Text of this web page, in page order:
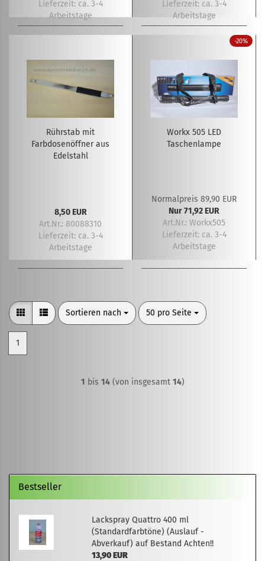
Lieferzeit: ca. 3-4
Arbeitstage
Lieferzeit: ca. 3-4
Arbeitstage
Rührstab mit
Farbdosenöffner aus
Edelstahl
8,50 EUR
Art.Nr.: 80088310
Lieferzeit: ca. 3-4
Arbeitstage
-20%
Workx 505 LED
Taschenlampe
Normalpreis 89,90 EUR
Nur 71,92 EUR
Art.Nr.: Workx505
Lieferzeit: ca. 3-4
Arbeitstage
Sortieren nach
Sortieren nach 50 pro Seite
pro Seite
1
1 bis 14(von insgesamt 14)
Bestseller
Lackspray Quattro 400 ml
(Standardfarbtöne) (Auslauf -
Abverkauf) auf Bestand Achten!!
13,90 EUR